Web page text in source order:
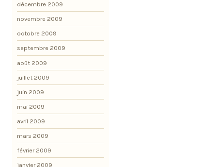
décembre 2009
novembre 2009
octobre 2009
septembre 2009
août 2009
juillet 2009
juin 2009
mai 2009
avril 2009
mars 2009
février 2009
janvier 2009